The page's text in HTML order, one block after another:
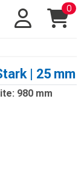
0
| 25 mm
980 mm